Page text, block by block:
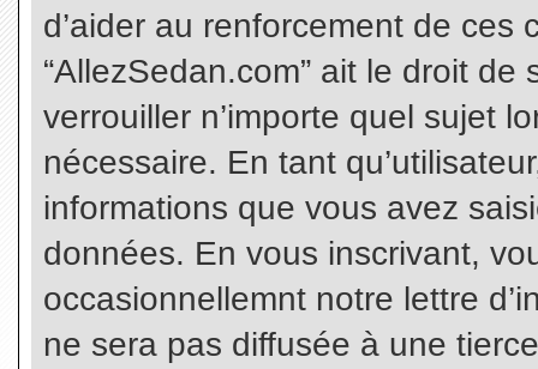
d’aider au renforcement de
“AllezSedan.com” ait le droit de
verrouiller n’importe quel sujet
nécessaire. En tant
informations que vous avez
données. En vous inscrivant,
occasionnellemnt notre lettre
ne sera pas diffusée à une